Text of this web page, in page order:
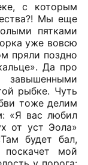
с которым
Мы еще
пятками
уже вовсю
пряли поздно
Да про
рыбке. Чуть
тоже делим
«Я вас любил
от уст Эола»
будет бал,
мой